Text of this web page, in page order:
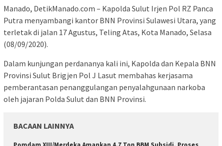
Manado, DetikManado.com – Kapolda Sulut Irjen Pol RZ Panca
Putra menyambangi kantor BNN Provinsi Sulawesi Utara, yang
terletak di jalan 17 Agustus, Teling Atas, Kota Manado, Selasa
(08/09/2020).
Dalam kunjungan perdananya kali ini, Kapolda dan Kepala BNN
Provinsi Sulut Brigjen Pol J Lasut membahas kerjasama
pemberantasan penanggulangan penyalahgunaan narkoba
oleh jajaran Polda Sulut dan BNN Provinsi.
BACAAN LAINNYA